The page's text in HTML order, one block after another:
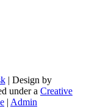
| Design by
under a Creative
| Admin